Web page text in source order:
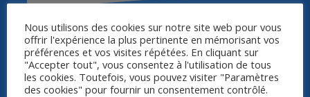
Nous utilisons des cookies sur notre site web pour vous
offrir l'expérience la plus pertinente en mémorisant vos
préférences et vos visites répétées. En cliquant sur
"Accepter tout", vous consentez à l'utilisation de tous
les cookies. Toutefois, vous pouvez visiter "Paramètres
des cookies" pour fournir un consentement contrôlé.